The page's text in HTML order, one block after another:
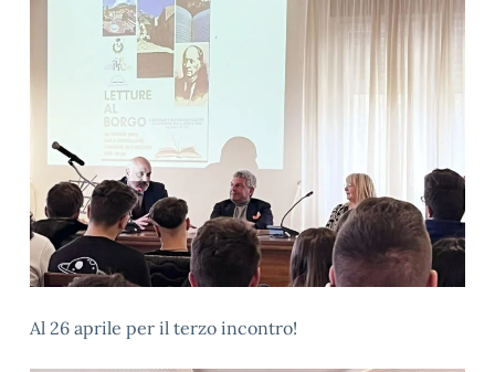
Al 26 aprile per il terzo incontro!